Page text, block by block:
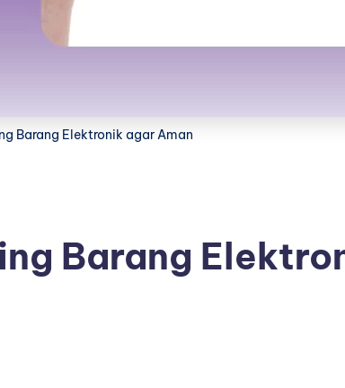
Barang Elektronik agar Aman
Barang